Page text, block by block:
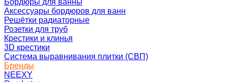
Бордюры для ванны
Аксессуары бордюров для ванн
Решётки радиаторные
Розетки для труб
Крестики и клинья
3D крестики
Система выравнивания плитки (СВП)
Бренды
NEEXY